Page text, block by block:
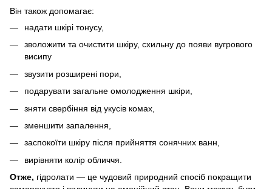
Він також допомагає:
надати шкірі тонусу,
зволожити та очистити шкіру, схильну до появи вугрового
висипу
звузити розширені пори,
подарувати загальне омолодження шкіри,
зняти свербіння від укусів комах,
зменшити запалення,
заспокоїти шкіру після прийняття сонячних ванн,
вирівняти колір обличчя.
Отже, гідролати — це чудовий природний спосіб покращити